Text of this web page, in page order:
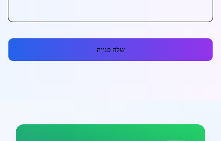
שלח פנייה